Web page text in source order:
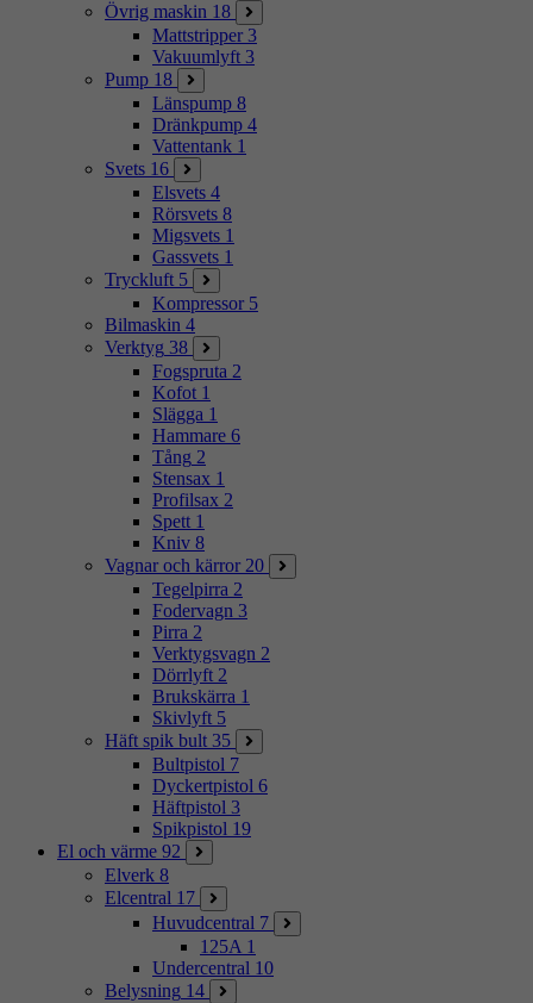
Övrig maskin 18
Mattstripper 3
Vakuumlyft 3
Pump 18
Länspump 8
Dränkpump 4
Vattentank 1
Svets 16
Elsvets 4
Rörsvets 8
Migsvets 1
Gassvets 1
Tryckluft 5
Kompressor 5
Bilmaskin 4
Verktyg 38
Fogspruta 2
Kofot 1
Slägga 1
Hammare 6
Tång 2
Stensax 1
Profilsax 2
Spett 1
Kniv 8
Vagnar och kärror 20
Tegelpirra 2
Fodervagn 3
Pirra 2
Verktygsvagn 2
Dörrlyft 2
Brukskärra 1
Skivlyft 5
Häft spik bult 35
Bultpistol 7
Dyckertpistol 6
Häftpistol 3
Spikpistol 19
El och värme 92
Elverk 8
Elcentral 17
Huvudcentral 7
125A 1
Undercentral 10
Belysning 14